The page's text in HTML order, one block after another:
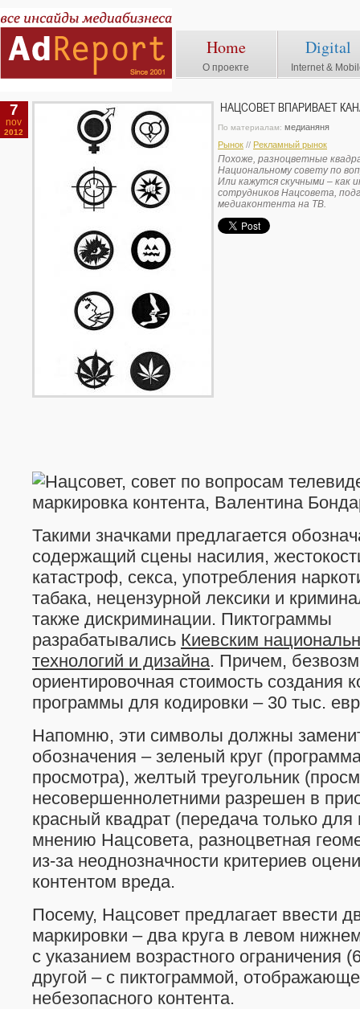
Home
О проекте
Digital
Internet &
7
nov
2012
НАЦСОВЕТ ВПАРИВАЕТ
По материалам: медианяня
Рынок // Рекламный рынок
Похоже, разноцветные
Национальному совету по
Или кажутся скучными – как
сотрудников Нацсовета,
медиаконтента на ТВ.
Такими значками предлагается
содержащий сцены насилия,
катастроф, секса, употребления
табака, нецензурной лексики и
также дискриминации. Пиктограммы
разрабатывались Киевским
технологий и дизайна. Причем,
ориентировочная стоимость создания
программы для кодировки – 30 тыс.
Напомню, эти символы должны
обозначения – зеленый круг
просмотра), желтый треугольник
несовершеннолетними разрешен в
красный квадрат (передача только
мнению Нацсовета, разноцветная
из-за неоднозначности критериев
контентом вреда.
Посему, Нацсовет предлагает ввести
маркировки – два круга в левом
с указанием возрастного ограничения
другой – с пиктограммой,
небезопасного контента.